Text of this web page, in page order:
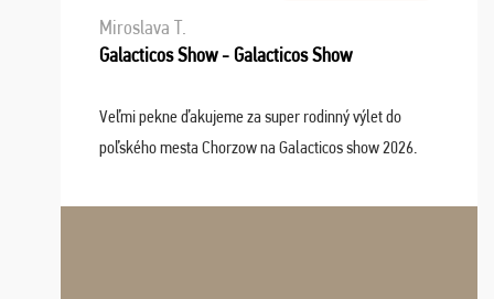
Miroslava T.
Galacticos Show - Galacticos Show
Veľmi pekne ďakujeme za super rodinný výlet do
poľského mesta Chorzow na Galacticos show 2026.
Navštívili sme aj zábavný park Legendia, previe ...